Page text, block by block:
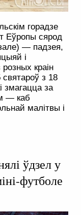
горадзе
Еўропы сярод
— падзея,
і
краін
з 18
змагацца за
— каб
малітвы і
ўдзел у
футболе